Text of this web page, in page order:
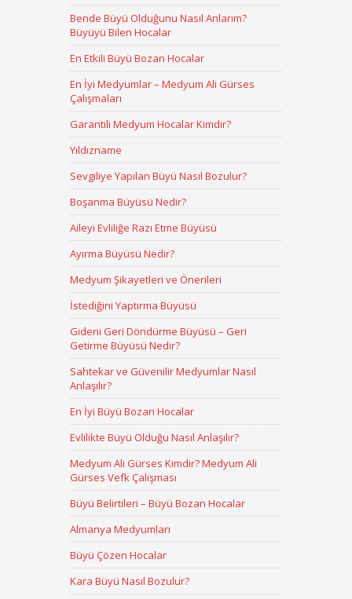
Bende Büyü Olduğunu Nasıl Anlarım?
Büyüyü Bilen Hocalar
En Etkili Büyü Bozan Hocalar
En İyi Medyumlar – Medyum Ali Gürses
Çalışmaları
Garantili Medyum Hocalar Kimdir?
Yıldızname
Sevgiliye Yapılan Büyü Nasıl Bozulur?
Boşanma Büyüsü Nedir?
Aileyi Evliliğe Razı Etme Büyüsü
Ayırma Büyüsü Nedir?
Medyum Şikayetleri ve Önerileri
İstediğini Yaptırma Büyüsü
Gideni Geri Döndürme Büyüsü – Geri
Getirme Büyüsü Nedir?
Sahtekar ve Güvenilir Medyumlar Nasıl
Anlaşılır?
En İyi Büyü Bozan Hocalar
Evlilikte Büyü Olduğu Nasıl Anlaşılır?
Medyum Ali Gürses Kimdir? Medyum Ali
Gürses Vefk Çalışması
Büyü Belirtileri – Büyü Bozan Hocalar
Almanya Medyumları
Büyü Çözen Hocalar
Kara Büyü Nasıl Bozulur?